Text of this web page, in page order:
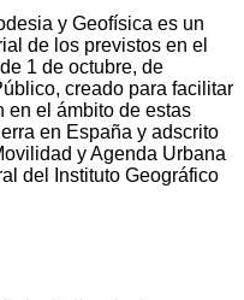
y Geofísica es un
de los previstos en el
1 de octubre, de
creado para facilitar
en el ámbito de estas
en España y adscrito
y Agenda Urbana
del Instituto Geográfico